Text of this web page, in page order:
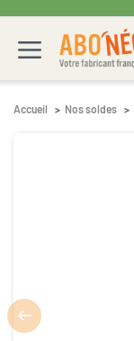
Accueil Nos soldes